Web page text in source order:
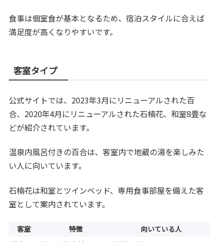
食事は個室食が基本となるため、宿泊スタイルに合えば
満足度が高くなりやすいです。
客室タイプ
公式サイトでは、2023年3月にリニューアルされた百
合、2020年4月にリニューアルされた石楠花、和室8畳な
どが紹介されています。
温泉内風呂付きの百合は、客室内で地蔵の湯を楽しみた
い人に向いています。
石楠花は和室とツインベッド、専用食事部屋を備えた客
室として案内されています。
客室 特徴 向いている人